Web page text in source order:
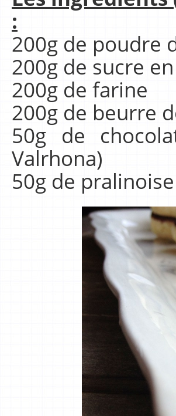
:
200g de poudre
200g de sucre
200g de farine
200g de beurre
50g de
Valrhona)
50g de pralinoise